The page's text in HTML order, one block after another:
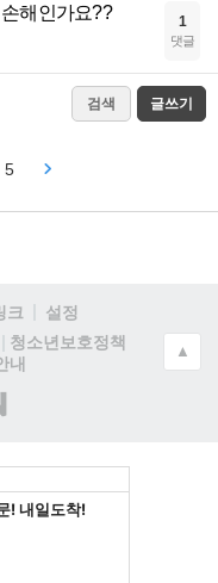
해인가요?? 1
댓글
검색 글쓰기
5
크
설정
청소년보호정책
내
▲